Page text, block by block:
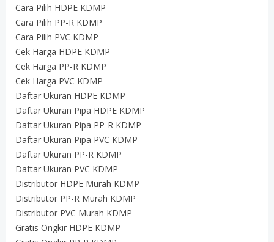
Cara Pilih HDPE KDMP
Cara Pilih PP-R KDMP
Cara Pilih PVC KDMP
Cek Harga HDPE KDMP
Cek Harga PP-R KDMP
Cek Harga PVC KDMP
Daftar Ukuran HDPE KDMP
Daftar Ukuran Pipa HDPE KDMP
Daftar Ukuran Pipa PP-R KDMP
Daftar Ukuran Pipa PVC KDMP
Daftar Ukuran PP-R KDMP
Daftar Ukuran PVC KDMP
Distributor HDPE Murah KDMP
Distributor PP-R Murah KDMP
Distributor PVC Murah KDMP
Gratis Ongkir HDPE KDMP